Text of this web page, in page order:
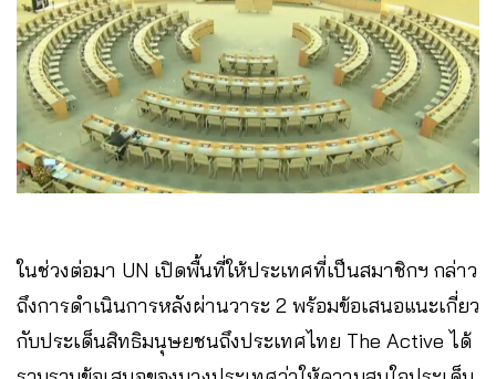
ในช่วงต่อมา UN เปิดพื้นที่ให้ประเทศที่เป็นสมาชิกฯ กล่าว
ถึงการดำเนินการหลังผ่านวาระ 2 พร้อมข้อเสนอแนะเกี่ยว
กับประเด็นสิทธิมนุษยชนถึงประเทศไทย The Active ได้